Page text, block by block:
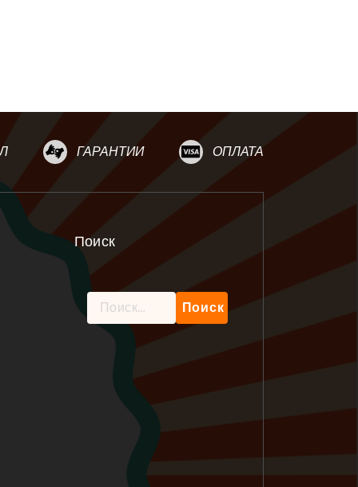
ГАРАНТИИ ОПЛАТА
Поиск
Найти: